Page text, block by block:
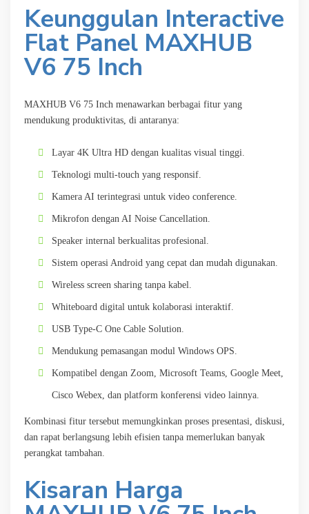
Keunggulan Interactive
Flat Panel MAXHUB
V6 75 Inch
MAXHUB V6 75 Inch menawarkan berbagai fitur yang
mendukung produktivitas, di antaranya:
Layar 4K Ultra HD dengan kualitas visual tinggi.
Teknologi multi-touch yang responsif.
Kamera AI terintegrasi untuk video conference.
Mikrofon dengan AI Noise Cancellation.
Speaker internal berkualitas profesional.
Sistem operasi Android yang cepat dan mudah digunakan.
Wireless screen sharing tanpa kabel.
Whiteboard digital untuk kolaborasi interaktif.
USB Type-C One Cable Solution.
Mendukung pemasangan modul Windows OPS.
Kompatibel dengan Zoom, Microsoft Teams, Google Meet,
Cisco Webex, dan platform konferensi video lainnya.
Kombinasi fitur tersebut memungkinkan proses presentasi, diskusi,
dan rapat berlangsung lebih efisien tanpa memerlukan banyak
perangkat tambahan.
Kisaran Harga